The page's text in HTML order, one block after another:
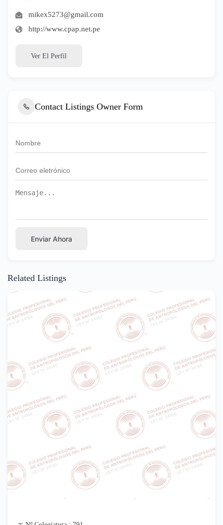
mikex5273@gmail.com
http://www.cpap.net.pe
Ver El Perfil
Contact Listings Owner Form
Enviar Ahora
Related Listings